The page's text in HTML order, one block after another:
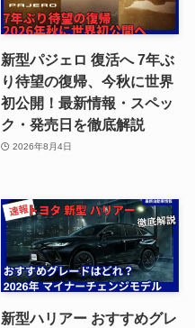
新型パジェロ 復活へ 7年ぶ
り待望の復帰、今秋に世界
初公開！最新情報・スペッ
ク・発売日を徹底解説
2026年8月4日
新型ハリアー おすすめグレ